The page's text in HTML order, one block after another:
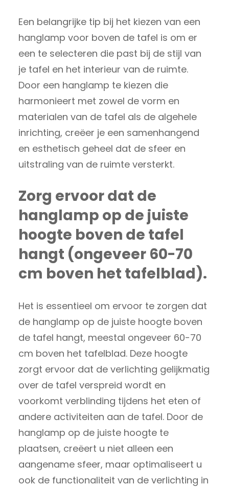
Een belangrijke tip bij het kiezen van een
hanglamp voor boven de tafel is om er
een te selecteren die past bij de stijl van
je tafel en het interieur van de ruimte.
Door een hanglamp te kiezen die
harmonieert met zowel de vorm en
materialen van de tafel als de algehele
inrichting, creëer je een samenhangend
en esthetisch geheel dat de sfeer en
uitstraling van de ruimte versterkt.
Zorg ervoor dat de
hanglamp op de juiste
hoogte boven de tafel
hangt (ongeveer 60-70
cm boven het tafelblad).
Het is essentieel om ervoor te zorgen dat
de hanglamp op de juiste hoogte boven
de tafel hangt, meestal ongeveer 60-70
cm boven het tafelblad. Deze hoogte
zorgt ervoor dat de verlichting gelijkmatig
over de tafel verspreid wordt en
voorkomt verblinding tijdens het eten of
andere activiteiten aan de tafel. Door de
hanglamp op de juiste hoogte te
plaatsen, creëert u niet alleen een
aangename sfeer, maar optimaliseert u
ook de functionaliteit van de verlichting in